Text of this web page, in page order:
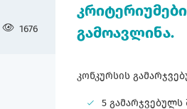
1676
გამოავლინა.
კონკურსის
5 გამარჯვებულს